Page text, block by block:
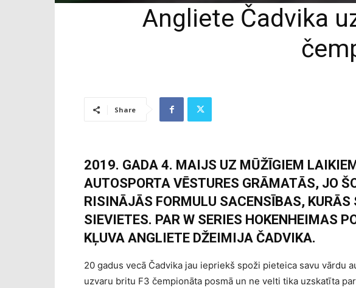
Angliete Čadvika
Share
2019. GADA 4. MAIJS UZ MŪŽĪGIEM
AUTOSPORTA VĒSTURES GRĀMATĀS, JO
RISINĀJĀS FORMULU SACENSĪBAS,
SIEVIETES. PAR W SERIES HOKENHEIMAS
KĻUVA ANGLIETE DŽEIMIJA ČADVIKA.
20 gadus vecā Čadvika jau iepriekš spoži pieteica savu vārdu
uzvaru britu F3 čempionāta posmā un ne velti tika uzskatīta